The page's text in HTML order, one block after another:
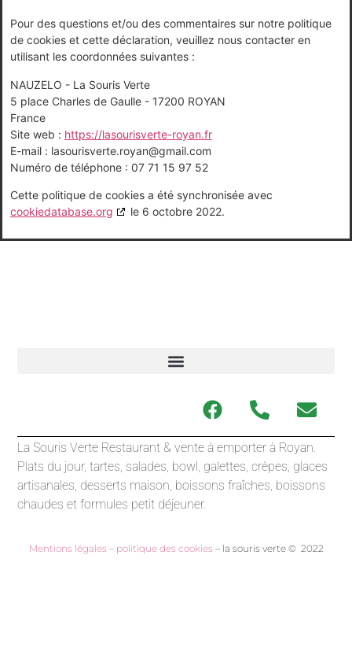
Pour des questions et/ou des commentaires sur notre politique
de cookies et cette déclaration, veuillez nous contacter en
utilisant les coordonnées suivantes :
NAUZELO - La Souris Verte
5 place Charles de Gaulle - 17200 ROYAN
France
Site web : https://lasourisverte-royan.fr
E-mail : lasourisverte.royan@gmail.com
Numéro de téléphone : 07 71 15 97 52
Cette politique de cookies a été synchronisée avec
cookiedatabase.org
le 6 octobre 2022.
La Souris Verte Restaurant & vente à emporter à Royan.
Plats du jour, tartes, salades, bowl, galettes, crèpes, glaces
artisanales, desserts maison, boissons fraîches, boissons
chaudes et formules petit déjeuner.
Mentions légales – politique des cookies– la souris verte © 2022